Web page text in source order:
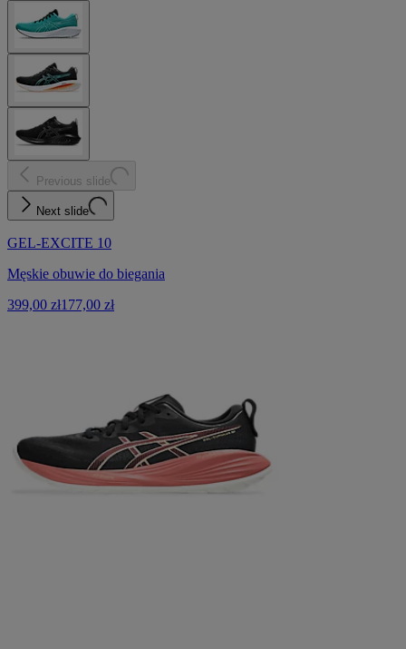
Previous slide
Next slide
GEL-EXCITE 10
Męskie obuwie do biegania
399,00 zł177,00 zł